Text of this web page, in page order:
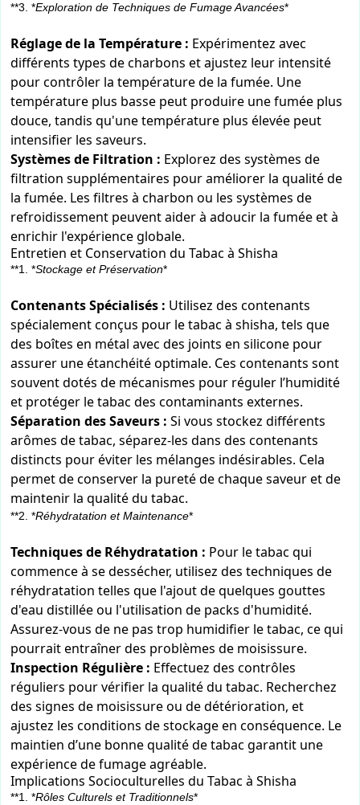
**3. *Exploration de Techniques de Fumage Avancées*
Réglage de la Température : Expérimentez avec
différents types de charbons et ajustez leur intensité
pour contrôler la température de la fumée. Une
température plus basse peut produire une fumée plus
douce, tandis qu'une température plus élevée peut
intensifier les saveurs.
Systèmes de Filtration : Explorez des systèmes de
filtration supplémentaires pour améliorer la qualité de
la fumée. Les filtres à charbon ou les systèmes de
refroidissement peuvent aider à adoucir la fumée et à
enrichir l'expérience globale.
Entretien et Conservation du Tabac à Shisha
**1. *Stockage et Préservation*
Contenants Spécialisés : Utilisez des contenants
spécialement conçus pour le tabac à shisha, tels que
des boîtes en métal avec des joints en silicone pour
assurer une étanchéité optimale. Ces contenants sont
souvent dotés de mécanismes pour réguler l’humidité
et protéger le tabac des contaminants externes.
Séparation des Saveurs : Si vous stockez différents
arômes de tabac, séparez-les dans des contenants
distincts pour éviter les mélanges indésirables. Cela
permet de conserver la pureté de chaque saveur et de
maintenir la qualité du tabac.
**2. *Réhydratation et Maintenance*
Techniques de Réhydratation : Pour le tabac qui
commence à se dessécher, utilisez des techniques de
réhydratation telles que l'ajout de quelques gouttes
d'eau distillée ou l'utilisation de packs d'humidité.
Assurez-vous de ne pas trop humidifier le tabac, ce qui
pourrait entraîner des problèmes de moisissure.
Inspection Régulière : Effectuez des contrôles
réguliers pour vérifier la qualité du tabac. Recherchez
des signes de moisissure ou de détérioration, et
ajustez les conditions de stockage en conséquence. Le
maintien d’une bonne qualité de tabac garantit une
expérience de fumage agréable.
Implications Socioculturelles du Tabac à Shisha
**1. *Rôles Culturels et Traditionnels*